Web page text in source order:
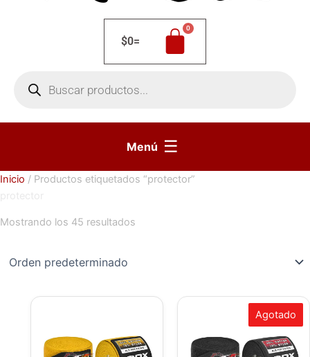
$0=
productos
Menú ☰
Inicio / Productos etiquetados “protector”
Mostrando los 45 resultados
Agotado